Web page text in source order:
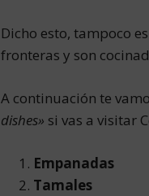
Dicho esto, tampoco
fronteras y son
A continuación te
dishes» si vas a visitar
Empanadas
Tamales